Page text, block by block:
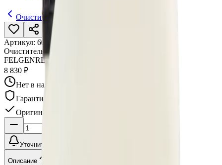
Очистители дисков
Артикул: 6012
Очиститель колесных дисков Koch Chemie
FELGENREINIGER-K 6012 12 кг
8 830 ₽
Нет в наличии
Гарантия качества
Оригинал
Уточнить наличие
Описание